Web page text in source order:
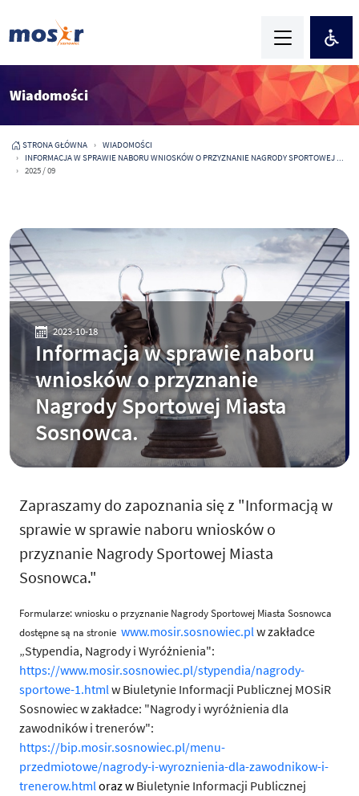
Wiadomości
STRONA GŁÓWNA
WIADOMOŚCI
INFORMACJA W SPRAWIE NABORU WNIOSKÓW O PRZYZNANIE NAGRODY SPORTOWEJ ...
2025 / 09
2023-10-18
Informacja w sprawie naboru
wniosków o przyznanie
Nagrody Sportowej Miasta
Sosnowca.
Zapraszamy do zapoznania się z "Informacją w
sprawie w sprawie naboru wniosków o
przyznanie Nagrody Sportowej Miasta
Sosnowca."
Formularze: wniosku o przyznanie Nagrody Sportowej Miasta Sosnowca
dostępne są na stronie www.mosir.sosnowiec.plw zakładce
„Stypendia, Nagrody i Wyróżnienia":
https://www.mosir.sosnowiec.pl/stypendia/nagrody-
sportowe-1.htmlw Biuletynie Informacji Publicznej MOSiR
Sosnowiec w zakładce: "Nagrody i wyróżnienia dla
zawodników i trenerów":
https://bip.mosir.sosnowiec.pl/menu-
przedmiotowe/nagrody-i-wyroznienia-dla-zawodnikow-i-
trenerow.htmloraz w Biuletynie Informacji Publicznej